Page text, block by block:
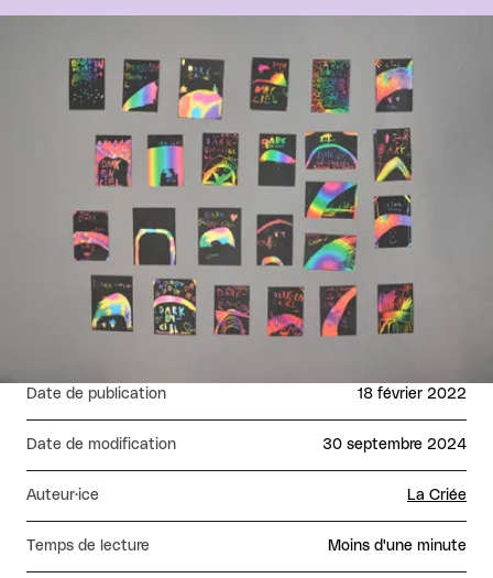
Date de publication 18 février 2022
Date de modification 30 septembre 2024
Auteur·ice La Criée
Temps de lecture moins d'une minute